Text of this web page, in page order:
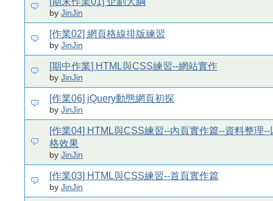
by JinJin
[作業02] 網頁格線排版練習
by JinJin
[期中作業] HTML與CSS練習--網站實作
by JinJin
[作業06] jQuery動態網頁初探
by JinJin
[作業04] HTML與CSS練習--內頁實作篇--資料整理
格效果
by JinJin
[作業03] HTML與CSS練習--首頁實作篇
by JinJin